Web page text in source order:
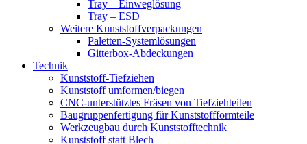
Tray – Einweglösung
Tray – ESD
Weitere Kunststoffverpackungen
Paletten-Systemlösungen
Gitterbox-Abdeckungen
Technik
Kunststoff-Tiefziehen
Kunststoff umformen/biegen
CNC-unterstütztes Fräsen von Tiefziehteilen
Baugruppenfertigung für Kunststoffformteile
Werkzeugbau durch Kunststofftechnik
Kunststoff statt Blech